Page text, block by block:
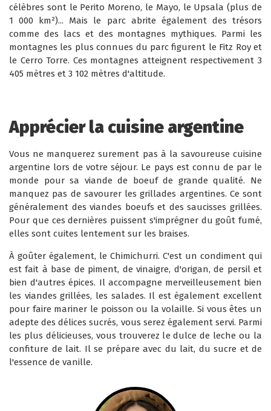
célèbres sont le Perito Moreno, le Mayo, le Upsala (plus de
1 000 km²)... Mais le parc abrite également des trésors
comme des lacs et des montagnes mythiques. Parmi les
montagnes les plus connues du parc figurent le Fitz Roy et
le Cerro Torre. Ces montagnes atteignent respectivement 3
405 mètres et 3 102 mètres d'altitude.
Apprécier la cuisine argentine
Vous ne manquerez surement pas à la savoureuse cuisine
argentine lors de votre séjour. Le pays est connu de par le
monde pour sa viande de boeuf de grande qualité. Ne
manquez pas de savourer les grillades argentines. Ce sont
généralement des viandes boeufs et des saucisses grillées.
Pour que ces dernières puissent s'imprégner du goût fumé,
elles sont cuites lentement sur les braises.
À goûter également, le Chimichurri. C'est un condiment qui
est fait à base de piment, de vinaigre, d'origan, de persil et
bien d'autres épices. Il accompagne merveilleusement bien
les viandes grillées, les salades. Il est également excellent
pour faire mariner le poisson ou la volaille. Si vous êtes un
adepte des délices sucrés, vous serez également servi. Parmi
les plus délicieuses, vous trouverez le dulce de leche ou la
confiture de lait. Il se prépare avec du lait, du sucre et de
l'essence de vanille.